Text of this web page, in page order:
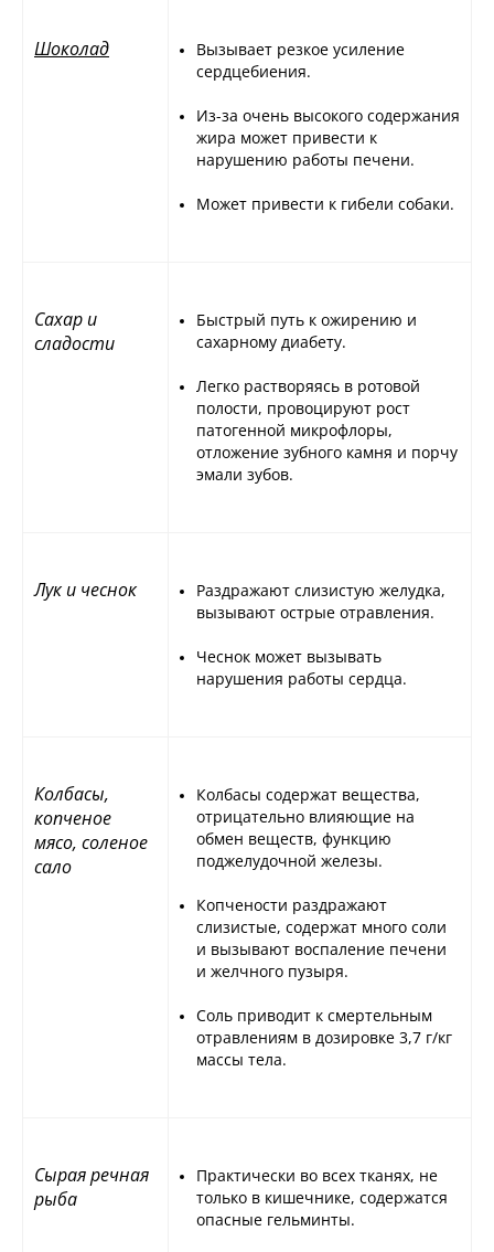
Шоколад
Вызывает резкое усиление
сердцебиения.
Из-за очень высокого содержания
жира может привести к
нарушению работы печени.
Может привести к гибели собаки.
Сахар и
сладости
Быстрый путь к ожирению и
сахарному диабету.
Легко растворяясь в ротовой
полости, провоцируют рост
патогенной микрофлоры,
отложение зубного камня и порчу
эмали зубов.
Лук и чеснок
Раздражают слизистую желудка,
вызывают острые отравления.
Чеснок может вызывать
нарушения работы сердца.
Колбасы,
копченое
мясо, соленое
сало
Колбасы содержат вещества,
отрицательно влияющие на
обмен веществ, функцию
поджелудочной железы.
Копчености раздражают
слизистые, содержат много соли
и вызывают воспаление печени
и желчного пузыря.
Соль приводит к смертельным
отравлениям в дозировке 3,7 г/кг
массы тела.
Сырая речная
рыба
Практически во всех тканях, не
только в кишечнике, содержатся
опасные гельминты.